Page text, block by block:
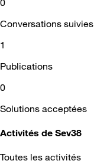
Conversations suivies
1
Publications
0
Solutions acceptées
Activités de Sev38
Toutes les activités